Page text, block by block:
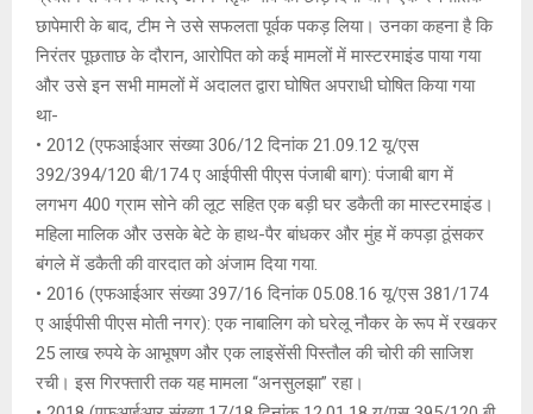
छापेमारी के बाद, टीम ने उसे सफलता पूर्वक पकड़ लिया। उनका कहना है कि
निरंतर पूछताछ के दौरान, आरोपित को कई मामलों में मास्टरमाइंड पाया गया
और उसे इन सभी मामलों में अदालत द्वारा घोषित अपराधी घोषित किया गया
था-
• 2012 (एफआईआर संख्या 306/12 दिनांक 21.09.12 यू/एस
392/394/120 बी/174 ए आईपीसी पीएस पंजाबी बाग): पंजाबी बाग में
लगभग 400 ग्राम सोने की लूट सहित एक बड़ी घर डकैती का मास्टरमाइंड।
महिला मालिक और उसके बेटे के हाथ-पैर बांधकर और मुंह में कपड़ा ठूंसकर
बंगले में डकैती की वारदात को अंजाम दिया गया.
• 2016 (एफआईआर संख्या 397/16 दिनांक 05.08.16 यू/एस 381/174
ए आईपीसी पीएस मोती नगर): एक नाबालिग को घरेलू नौकर के रूप में रखकर
25 लाख रुपये के आभूषण और एक लाइसेंसी पिस्तौल की चोरी की साजिश
रची। इस गिरफ्तारी तक यह मामला “अनसुलझा” रहा।